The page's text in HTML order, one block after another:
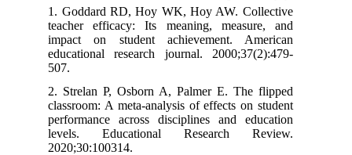
1. Goddard RD, Hoy WK, Hoy AW. Collective
teacher efficacy: Its meaning, measure, and
impact on student achievement. American
educational research journal. 2000;37(2):479-
507.
2. Strelan P, Osborn A, Palmer E. The flipped
classroom: A meta-analysis of effects on student
performance across disciplines and education
levels. Educational Research Review.
2020;30:100314.